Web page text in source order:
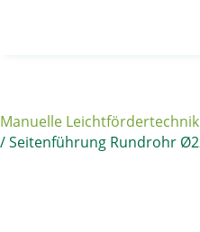
Manuelle Leichtfördertechnik
/ Seitenführung Rundrohr